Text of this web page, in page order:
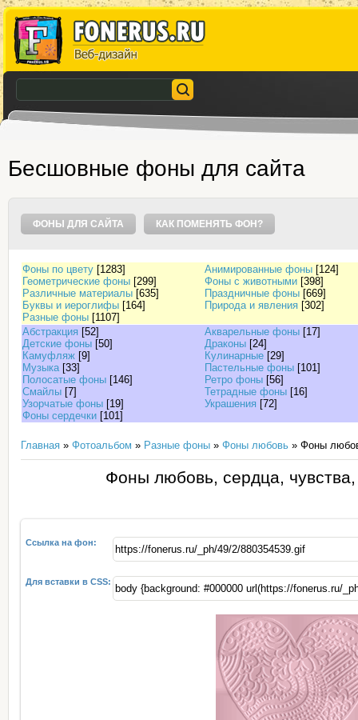
Бесшовные фоны для сайта
ФОНЫ ДЛЯ САЙТА КАК ПОМЕНЯТЬ ФОН?
Фоны по цвету [1283] Анимированные фоны [124]
Геометрические фоны [299] Фоны с животными [398]
Различные материалы [635] Праздничные фоны [669]
Буквы и иероглифы [164] Природа и явления [302]
Разные фоны [1107]
Абстракция [52] Акварельные фоны [17]
Детские фоны [50] Драконы [24]
Камуфляж [9] Кулинарные [29]
Музыка [33] Пастельные фоны [101]
Полосатые фоны [146] Ретро фоны [56]
Смайлы [7] Тетрадные фоны [16]
Узорчатые фоны [19] Украшения [72]
Фоны сердечки [101]
Главная » Фотоальбом » Разные фоны » Фоны любовь » Фоны
Фоны любовь, сердца,
Ссылка на фон:
Для вставки в CSS: